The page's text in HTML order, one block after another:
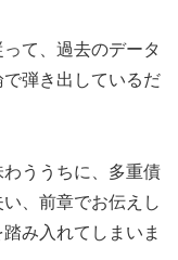
て、過去のデータ
弾き出しているだ
ううちに、多重債
、前章でお伝えし
み入れてしまいま